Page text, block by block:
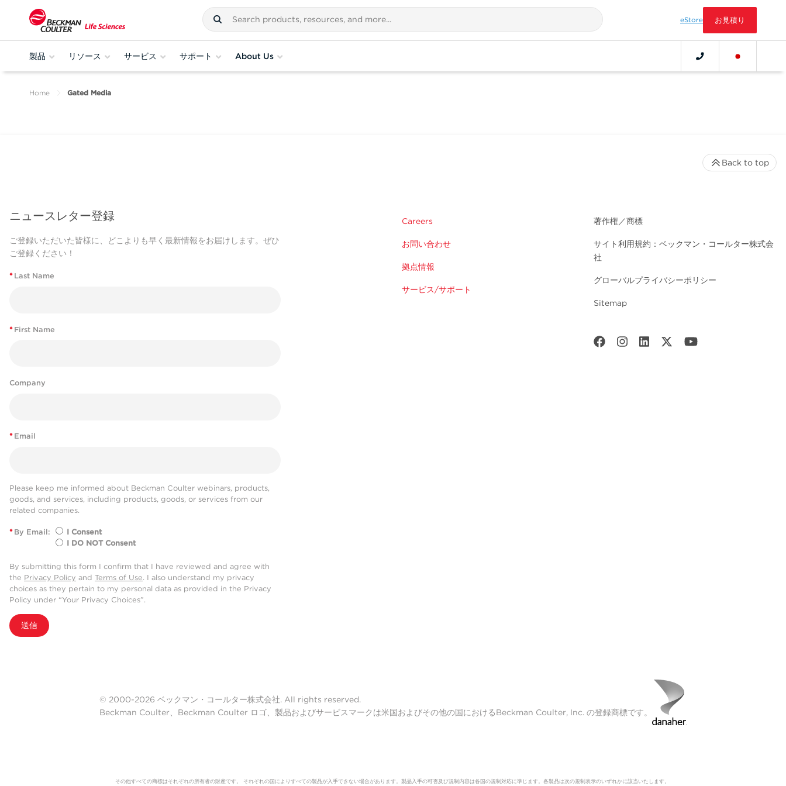
eStore お見積り
製品 リソース サービス サポート About Us
Home Gated Media
ニュースレター登録
ご登録いただいた皆様に、どこよりも早く最新情報をお届けします。ぜひ
ご登録ください！
* Last Name
* First Name
Company
* Email
Please keep me informed about Beckman Coulter webinars, products,
goods, and services, including products, goods, or services from our
related companies.
* By Email:
I Consent
I DO NOT Consent
By submitting this form I confirm that I have reviewed and agree with
the Privacy Policy and Terms of Use. I also understand my privacy
choices as they pertain to my personal data as provided in the Privacy
Policy under “Your Privacy Choices”.
送信
Careers
お問い合わせ
拠点情報
サービス/サポート
著作権／商標
サイト利用規約：ベックマン・コールター株式会
社
グローバルプライバシーポリシー
Sitemap
Back to top
© 2000-2026 ベックマン・コールター株式会社. All rights reserved.
Beckman Coulter、Beckman Coulter ロゴ、製品およびサービスマークは米国およびその他の国におけるBeckman Coulter, Inc. の登録商標です。
その他すべての商標はそれぞれの所有者の財産です。 それぞれの国によりすべての製品が入手できない場合があります。製品入手の可否及び規制内容は各国の規制対応に準じます。各製品は次の規制表示のいずれかに該当いたします。